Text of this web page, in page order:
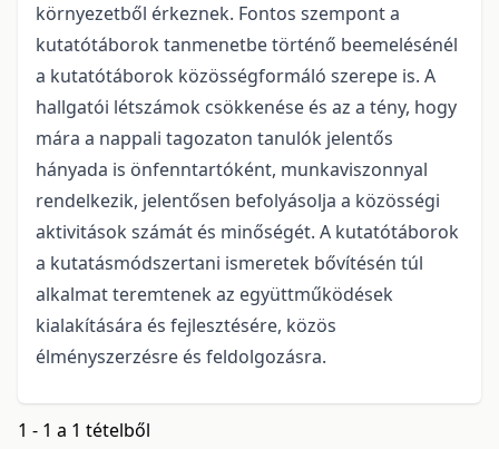
környezetből érkeznek. Fontos szempont a
kutatótáborok tanmenetbe történő beemelésénél
a kutatótáborok közösségformáló szerepe is. A
hallgatói létszámok csökkenése és az a tény, hogy
mára a nappali tagozaton tanulók jelentős
hányada is önfenntartóként, munkaviszonnyal
rendelkezik, jelentősen befolyásolja a közösségi
aktivitások számát és minőségét. A kutatótáborok
a kutatásmódszertani ismeretek bővítésén túl
alkalmat teremtenek az együttműködések
kialakítására és fejlesztésére, közös
élményszerzésre és feldolgozásra.
1 - 1 a 1 tételből